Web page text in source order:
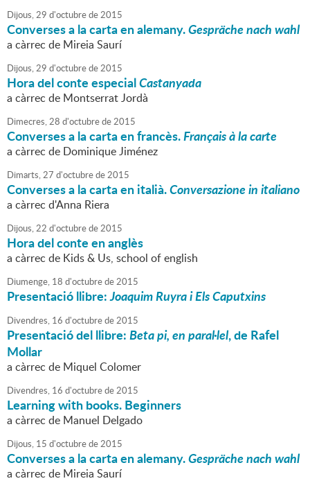
Dijous,29 d'octubrede2015
Converses a la carta en alemany.Gespräche nach wahl
a càrrec de Mireia Saurí
Dijous,29 d'octubrede2015
Hora del conte especialCastanyada
a càrrec de Montserrat Jordà
Dimecres,28 d'octubrede2015
Converses a la carta en francès.Français à la carte
a càrrec de Dominique Jiménez
Dimarts,27 d'octubrede2015
Converses a la carta en italià.Conversazione in italiano
a càrrec d'Anna Riera
Dijous,22 d'octubrede2015
Hora del conte en anglès
a càrrec de Kids & Us, school of english
Diumenge, 18 d'octubrede2015
Presentació llibre:Joaquim Ruyra i Els Caputxins
Divendres, 16 d'octubrede2015
Presentació del llibre:Beta pi, en paral·lel, de Rafel
Mollar
a càrrec de Miquel Colomer
Divendres, 16 d'octubrede2015
Learning with books. Beginners
a càrrec de Manuel Delgado
Dijous, 15 d'octubrede2015
Converses a la carta en alemany.Gespräche nach wahl
a càrrec de Mireia Saurí